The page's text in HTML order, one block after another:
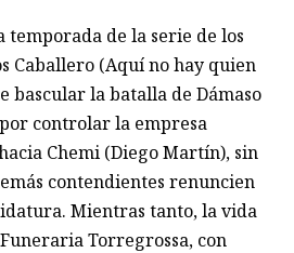
temporada de la serie de los
Caballero (Aquí no hay quien
bascular la batalla de Dámaso
controlar la empresa
Chemi (Diego Martín), sin
contendientes renuncien
Mientras tanto, la vida
Torregrossa, con